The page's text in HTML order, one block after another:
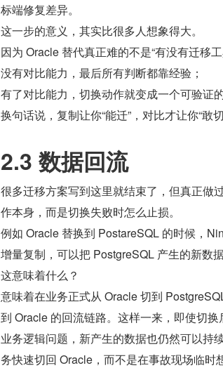
标端修复差异。
这一步的意义，其实比很多人想象得大。
因为 Oracle 替代真正难的不是“有没有迁移工
没有对比能力，最后所有判断都靠经验；
有了对比能力，切换动作就变成一个可验证的
换句话说，复制让你“能迁”，对比才让你“敢切
2.3 数据回流
很多迁移方案写到这里就结束了，但真正做
作本身，而是切换失败时怎么止损。
例如 Oracle 替换到 PostareSQL 的时候，
增量复制，可以把 PostgreSQL 产生的新数
这意味着什么？
意味着在业务正式从 Oracle 切到
到 Oracle 的回流链路。这样一来，即使切
业务逻辑问题，新产生的数据也仍然可以持
务快速切回 Oracle，而不是在事故现场临时